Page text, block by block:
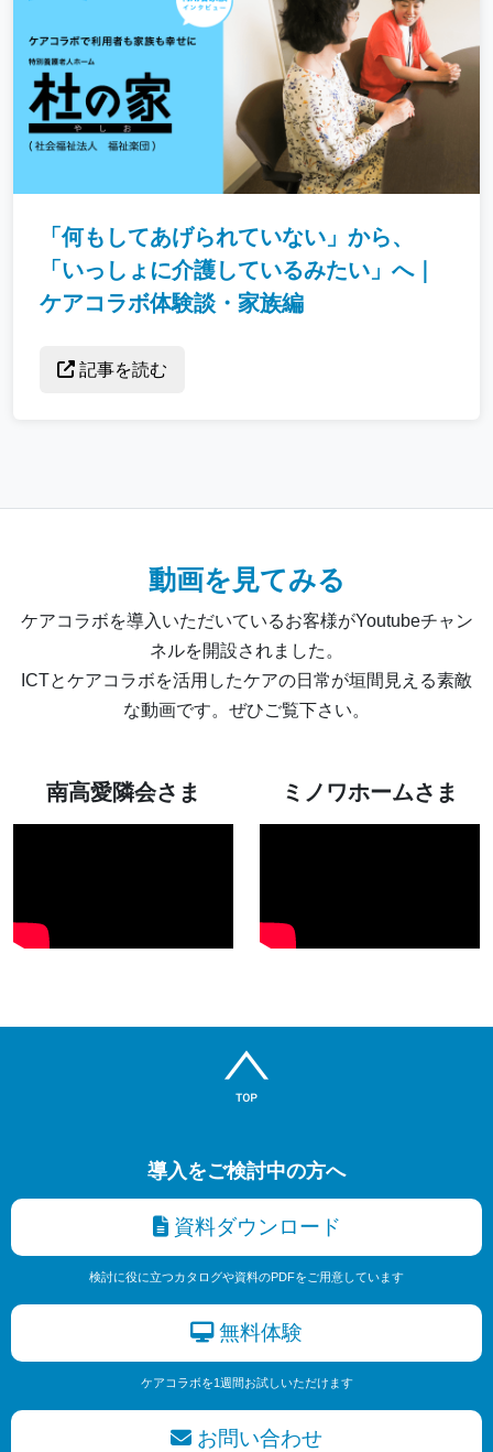
「何もしてあげられていない」から、
「いっしょに介護しているみたい」へ｜
ケアコラボ体験談・家族編
記事を読む
動画を見てみる
ケアコラボを導入いただいているお客様がYoutubeチャン
ネルを開設されました。
ICTとケアコラボを活用したケアの日常が垣間見える素敵
な動画です。ぜひご覧下さい。
南高愛隣会さま ミノワホームさま
導入をご検討中の方へ
資料ダウンロード
検討に役に立つカタログや資料のPDFをご用意しています
無料体験
ケアコラボを1週間お試しいただけます
お問い合わせ